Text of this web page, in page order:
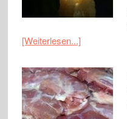
[Weiterlesen...]